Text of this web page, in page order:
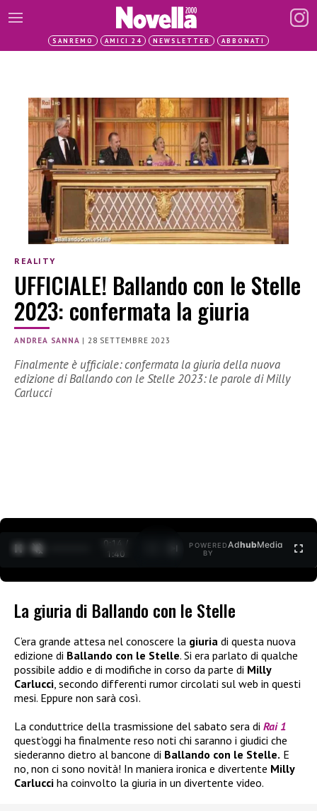
SANREMO AMICI 24 NEWSLETTER ABBONATI
REALITY
UFFICIALE! Ballando con le Stelle
2023: confermata la giuria
ANDREA SANNA |28 SETTEMBRE 2023
Finalmente è ufficiale: confermata la giuria della nuova
edizione di Ballando con le Stelle 2023: le parole di Milly
Carlucci
0:15 /
1:40
POWERED
BY
AdhubMedia
La giuria di Ballando con le Stelle
C’era grande attesa nel conoscere la giuria di questa nuova
edizione di Ballando con le Stelle. Si era parlato di qualche
possibile addio e di modifiche in corso da parte di Milly
Carlucci, secondo differenti rumor circolati sul web in questi
mesi. Eppure non sarà così.
La conduttrice della trasmissione del sabato sera di Rai 1
quest’oggi ha finalmente reso noti chi saranno i giudici che
siederanno dietro al bancone di Ballando con le Stelle. E
no, non ci sono novità! In maniera ironica e divertente Milly
Carlucci ha coinvolto la giuria in un divertente video.